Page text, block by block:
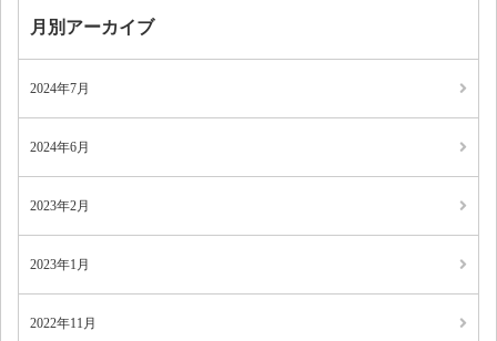
月別アーカイブ
2024年7月
2024年6月
2023年2月
2023年1月
2022年11月